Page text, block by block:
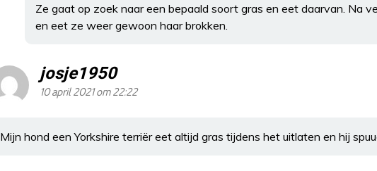
Ze gaat op zoek naar een bepaald soort gras en eet daarvan. Na
en eet ze weer gewoon haar brokken.
josje1950
10 april 2021 om 22:22
Mijn hond een Yorkshire terriër eet altijd gras tijdens het uitlaten en hij